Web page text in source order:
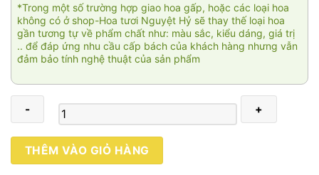
*Trong một số trường hợp giao hoa gấp, hoặc các loại hoa
không có ở shop-Hoa tươi Nguyệt Hỷ sẽ thay thế loại hoa
gần tương tự về phẩm chất như: màu sắc, kiểu dáng, giá trị
.. để đáp ứng nhu cầu cấp bách của khách hàng nhưng vẫn
đảm bảo tính nghệ thuật của sản phẩm
Viên
cát
THÊM VÀO GIỎ HÀNG